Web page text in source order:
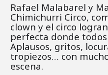
Rafael Malabarel y
Chimichurri Circo,
clown y el circo
perfecta donde
Aplausos, gritos,
tropiezos… con
escena.